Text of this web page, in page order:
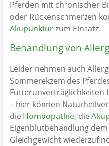
Pferden mit chronischer
oder Rückenschmerzen
Akupunkturzum Einsatz.
Behandlung von
Leider nehmen auch
Sommerekzem des
Futterunverträglichkeiten
– hier können
die Homöopathie, die
Eigenblutbehandlung
Gleichgewicht